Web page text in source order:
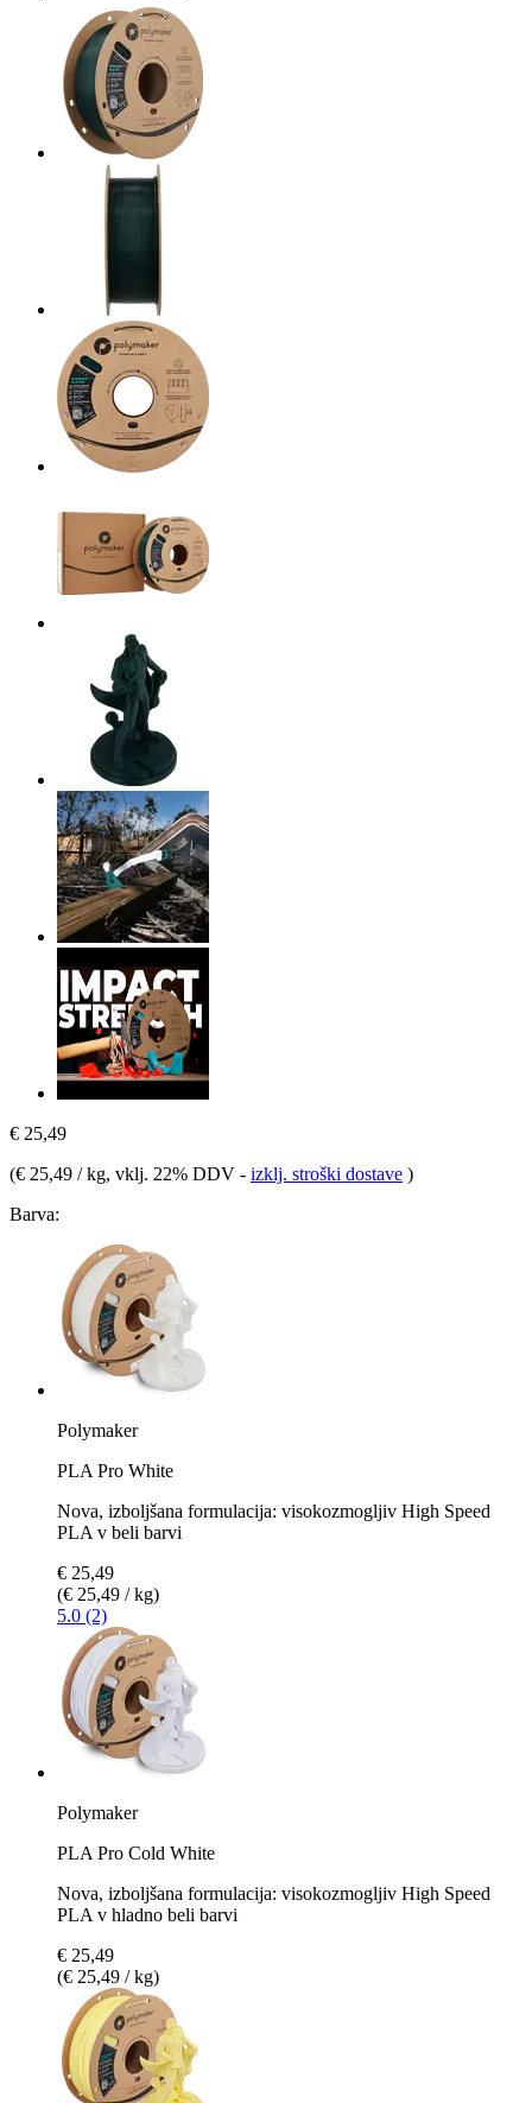
€ 25,49
(€ 25,49 / kg, vklj. 22% DDV - izklj. stroški dostave )
Barva:
Polymaker
PLA Pro White
Nova, izboljšana formulacija: visokozmogljiv High Speed
PLA v beli barvi
€ 25,49
(€ 25,49 / kg)
5.0 (2)
Polymaker
PLA Pro Cold White
Nova, izboljšana formulacija: visokozmogljiv High Speed
PLA v hladno beli barvi
€ 25,49
(€ 25,49 / kg)